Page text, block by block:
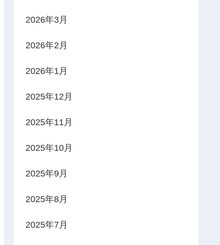
2026年3月
2026年2月
2026年1月
2025年12月
2025年11月
2025年10月
2025年9月
2025年8月
2025年7月